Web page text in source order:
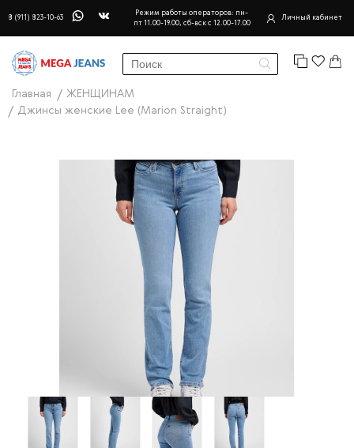
8 (911) 823-10-63
Режим работы операторов: пн-
пт 11.00-19.00, сб-вск с 12.00-17.00
Личный кабинет
Главная
ЖЕНЩИНАМ
Джинсы женские Lee (Marion Straight)